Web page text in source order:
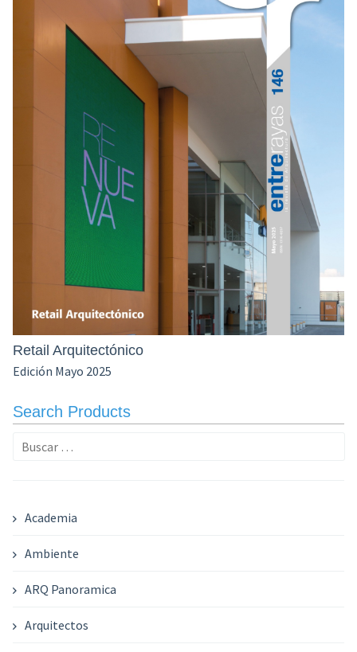
Uruguay»
Retail Arquitectónico
Edición Mayo 2025
Search Products
Buscar:
Academia
Ambiente
ARQ Panoramica
Arquitectos